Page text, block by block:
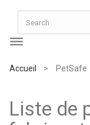
Accueil > PetSafe
Liste de